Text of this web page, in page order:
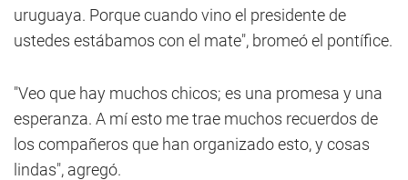
uruguaya. Porque cuando vino el presidente de
ustedes estábamos con el mate", bromeó el pontífice.
"Veo que hay muchos chicos; es una promesa y una
esperanza. A mí esto me trae muchos recuerdos de
los compañeros que han organizado esto, y cosas
lindas", agregó.